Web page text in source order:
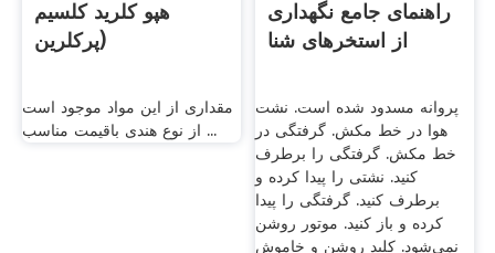
هپو کلرید کلسیم
(پرکلرین
مقداری از این مواد موجود است
از نوع هندی باقیمت مناسب ...
راهنمای جامع نگهداری
از استخرهای شنا
پروانه مسدود شده است. نشت
هوا در خط مکش. گرفتگی در
خط مکش. گرفتگی را برطرف
کنید. نشتی را پیدا کرده و
برطرف کنید. گرفتگی را پیدا
کرده و باز کنید. موتور روشن
نمی‌شود. کلید روشن و خاموش